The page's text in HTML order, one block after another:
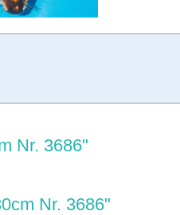
Nr. 3686"
Nr. 3686"